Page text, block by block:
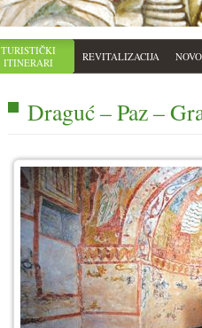
TURISTIČKI
ITINERARI
REVITALIZACIJA
Draguć – Paz –